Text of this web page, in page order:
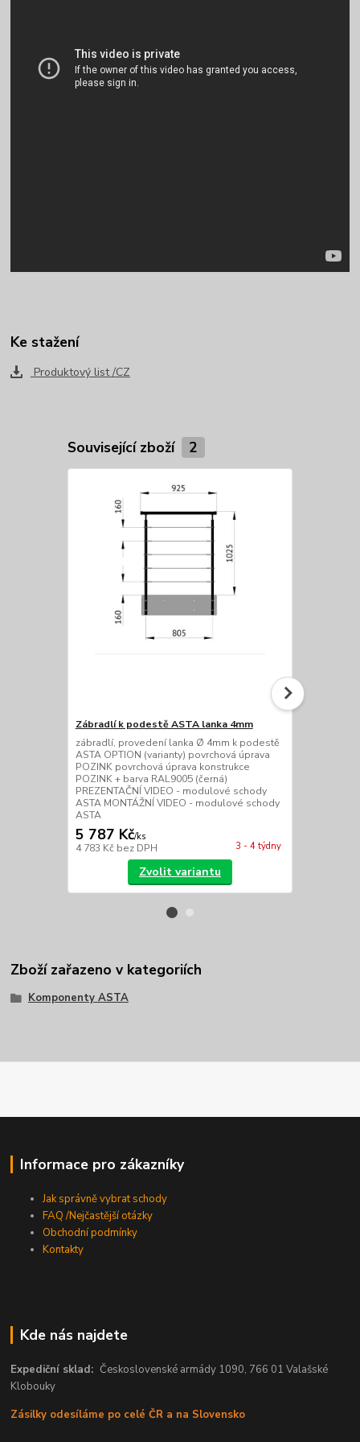
Ke stažení
Produktový list /CZ
Související zboží 2
Zábradlí k podestě ASTA lanka 4mm
zábradlí, provedení lanka Ø 4mm k podestě
ASTA OPTION (varianty) povrchová úprava
POZINK povrchová úprava konstrukce
POZINK + barva RAL9005 (černá)
PREZENTAČNÍ VIDEO - modulové schody
ASTA MONTÁŽNÍ VIDEO - modulové schody
ASTA
5 787 Kč/ks
4 783 Kč bez DPH 3 - 4 týdny
Zvolit variantu
Zboží zařazeno v kategoriích
Komponenty ASTA
Informace pro zákazníky
Jak správně vybrat schody
FAQ /Nejčastější otázky
Obchodní podmínky
Kontakty
Kde nás najdete
Expediční sklad:Československé armády 1090, 766 01 Valašské
Klobouky
Zásilky odesíláme po celé ČR a na Slovensko